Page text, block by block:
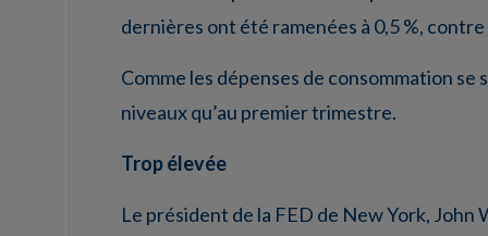
dernières ont été ramenées à 0,5 %,
Comme les dépenses de consommation
niveaux qu’au premier trimestre.
Trop élevée
Le président de la FED de New York, John